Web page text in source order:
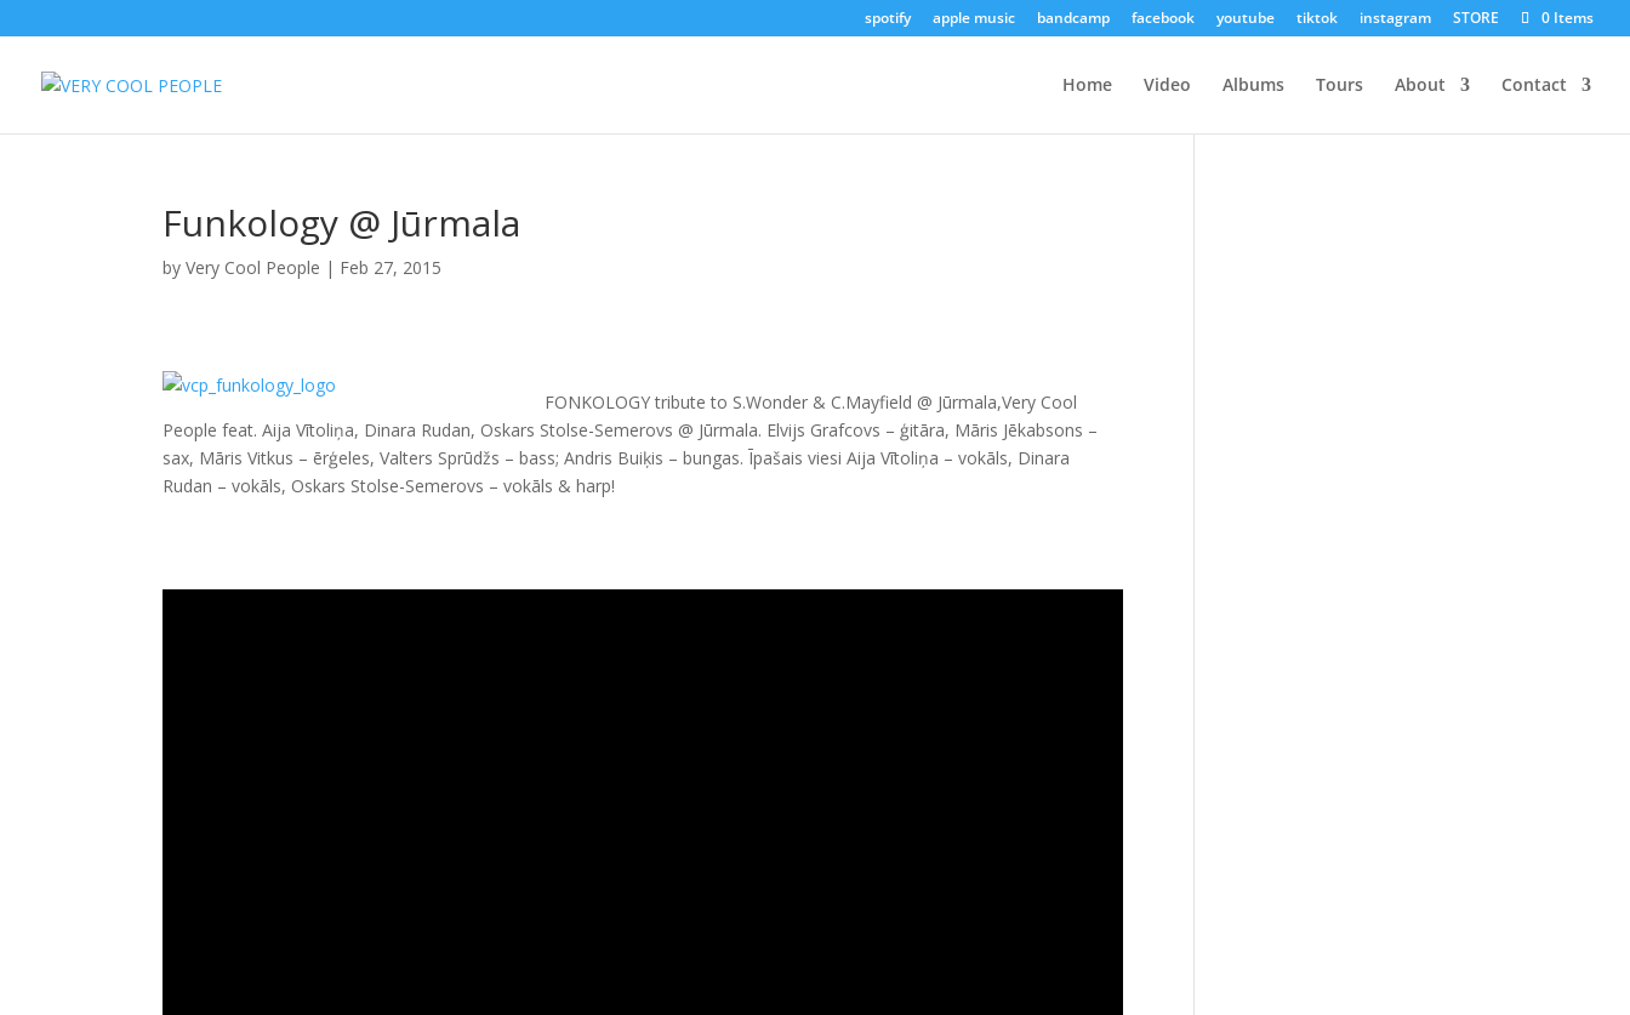
spotify apple music bandcamp facebook youtube tiktok instagram STORE 0 Items
Home Video Albums Tours About Contact
Funkology @ Jūrmala
byVery Cool People | Feb 27, 2015
FONKOLOGY tribute to S.Wonder & C.Mayfield @ Jūrmala,Very Cool
People feat. Aija Vītoliņa, Dinara Rudan, Oskars Stolse-Semerovs @ Jūrmala. Elvijs Grafcovs – ģitāra, Māris Jēkabsons –
sax, Māris Vitkus – ērģeles, Valters Sprūdžs – bass; Andris Buiķis – bungas. Īpašais viesi Aija Vītoliņa – vokāls, Dinara
Rudan – vokāls, Oskars Stolse-Semerovs – vokāls & harp!